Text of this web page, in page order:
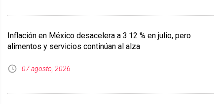
Inflación en México desacelera a 3.12 % en julio, pero
alimentos y servicios continúan al alza
07 agosto, 2026